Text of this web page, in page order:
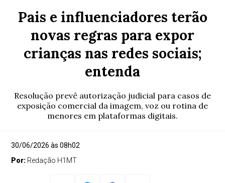
Pais e influenciadores terão
novas regras para expor
crianças nas redes sociais;
entenda
Resolução prevê autorização judicial para casos de
exposição comercial da imagem, voz ou rotina de
menores em plataformas digitais.
30/06/2026 às 08h02
Por: Redação H1MT